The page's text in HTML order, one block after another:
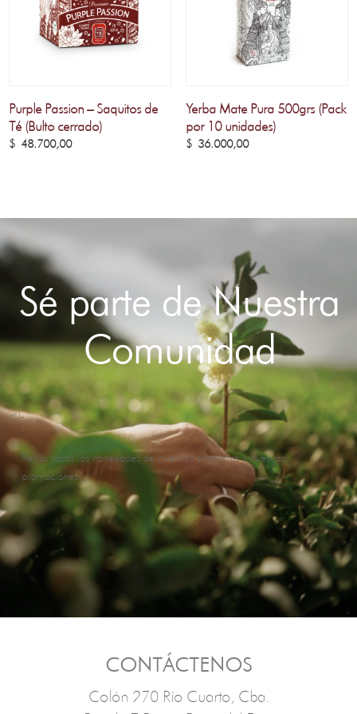
Purple Passion – Saquitos de
Té (Bulto cerrado)
$ 48.700,00
Yerba Mate Pura 500grs (Pack
por 10 unidades)
$36.000,00
Sé parte de Nuestra
Comunidad
<!-
Recibí todas las novedades de nuestros productos y nuestras
promociones.
CONTÁCTENOS
Colón 270 Río Cuarto, Cba.